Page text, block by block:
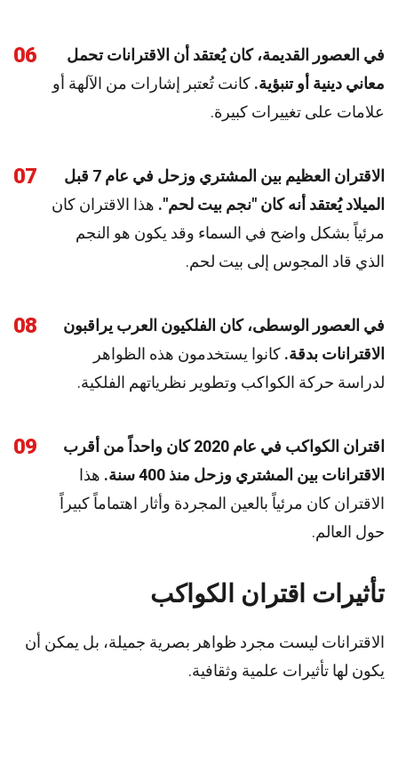
06
في العصور القديمة، كان يُعتقد أن الاقترانات تحمل
معاني دينية أو تنبؤية. كانت تُعتبر إشارات من الآلهة أو
علامات على تغييرات كبيرة.
07
الاقتران العظيم بين المشتري وزحل في عام 7 قبل
الميلاد يُعتقد أنه كان "نجم بيت لحم". هذا الاقتران كان
مرئياً بشكل واضح في السماء وقد يكون هو النجم
الذي قاد المجوس إلى بيت لحم.
08
في العصور الوسطى، كان الفلكيون العرب يراقبون
الاقترانات بدقة. كانوا يستخدمون هذه الظواهر
لدراسة حركة الكواكب وتطوير نظرياتهم الفلكية.
09
اقتران الكواكب في عام 2020 كان واحداً من أقرب
الاقترانات بين المشتري وزحل منذ 400 سنة.
هذا
الاقتران كان مرئياً بالعين المجردة وأثار اهتماماً كبيراً
حول العالم.
تأثيرات اقتران الكواكب
الاقترانات ليست مجرد ظواهر بصرية جميلة، بل يمكن أن
يكون لها تأثيرات علمية وثقافية.